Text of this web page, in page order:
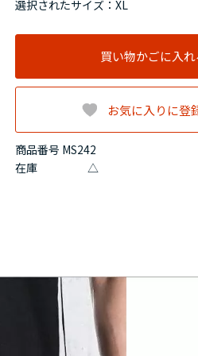
商品番号 MS242
在庫
△
選択されたサイズ：XL
買い物かごに入れ
お気に入りに登